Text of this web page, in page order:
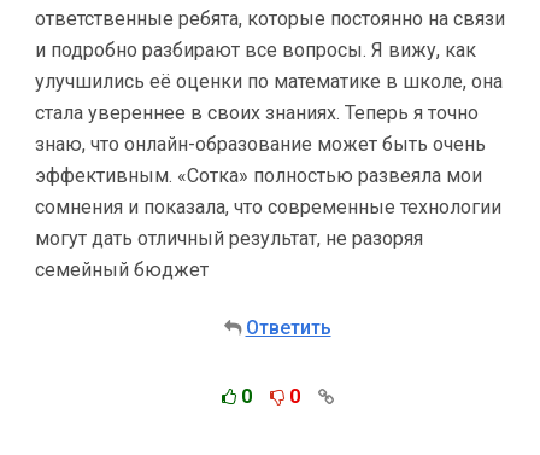
ответственные ребята, которые постоянно на связи
и подробно разбирают все вопросы. Я вижу, как
улучшились её оценки по математике в школе, она
стала увереннее в своих знаниях. Теперь я точно
знаю, что онлайн-образование может быть очень
эффективным. «Сотка» полностью развеяла мои
сомнения и показала, что современные технологии
могут дать отличный результат, не разоряя
семейный бюджет
Ответить
0 0